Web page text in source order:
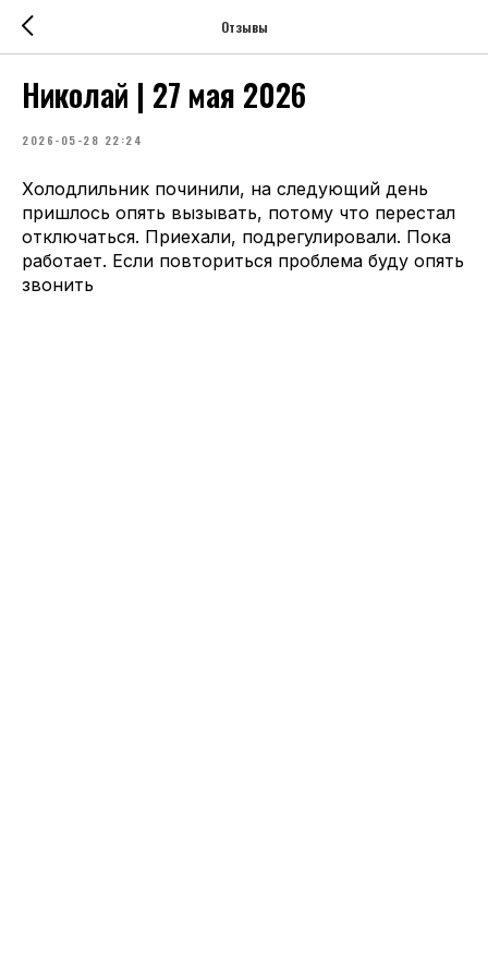
Отзывы
Николай | 27 мая 2026
2026-05-28 22:24
Холодлильник починили, на следующий день
пришлось опять вызывать, потому что перестал
отключаться. Приехали, подрегулировали. Пока
работает. Если повториться проблема буду опять
звонить